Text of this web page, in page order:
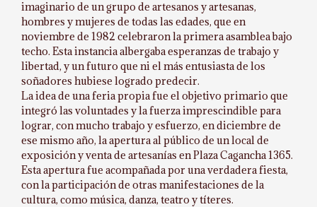
imaginario de un grupo de artesanos y artesanas,
hombres y mujeres de todas las edades, que en
noviembre de 1982 celebraron la primera asamblea bajo
techo. Esta instancia albergaba esperanzas de trabajo y
libertad, y un futuro que ni el más entusiasta de los
soñadores hubiese logrado predecir.
La idea de una feria propia fue el objetivo primario que
integró las voluntades y la fuerza imprescindible para
lograr, con mucho trabajo y esfuerzo, en diciembre de
ese mismo año, la apertura al público de un local de
exposición y venta de artesanías en Plaza Cagancha 1365.
Esta apertura fue acompañada por una verdadera fiesta,
con la participación de otras manifestaciones de la
cultura, como música, danza, teatro y títeres.